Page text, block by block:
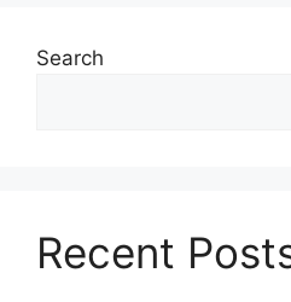
Search
Recent